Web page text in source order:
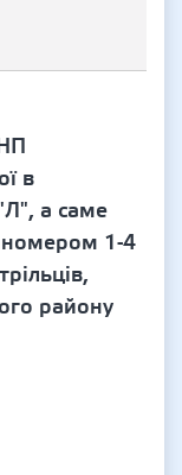
в
а саме
номером 1-4
району